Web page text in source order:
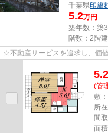
千葉県印旛
5.2万円
築年数：築
階数：2階建
☆不動産サービスを追求し、価
5.2
(管
敷
所
間
面